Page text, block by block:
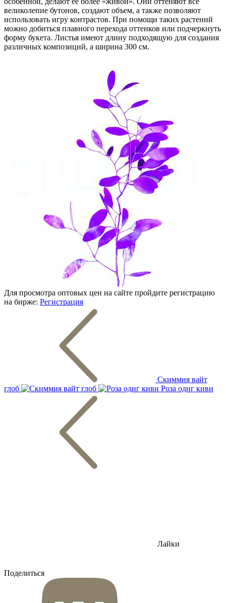
великолепие бутонов, создают объем, а также позволяют
использовать игру контрастов. При помощи таких растений
можно добиться плавного перехода оттенков или подчеркнуть
форму букета. Листья имеют длину подходящую для создания
различных композиций, а ширина 300 см.
Для просмотра оптовых цен на сайте пройдите регистрацию
на бирже: Регистрация
Скиммия вайт
глоб
Роза однг киви
Лайки
Поделиться